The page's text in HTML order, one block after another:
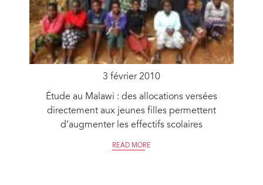
3 février 2010
Étude au Malawi : des allocations versées
directement aux jeunes filles permettent
d’augmenter les effectifs scolaires
READ MORE